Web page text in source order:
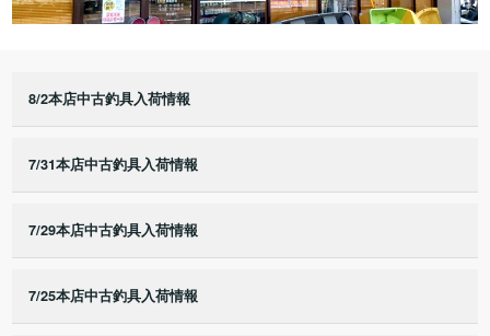
8/2本店中古釣具入荷情報
7/31本店中古釣具入荷情報
7/29本店中古釣具入荷情報
7/25本店中古釣具入荷情報